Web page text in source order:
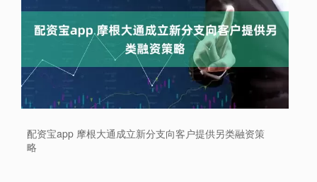
配资宝app 摩根大通成立新分支向客户提供另类融资策
略